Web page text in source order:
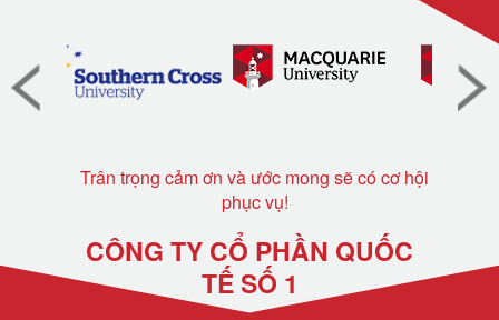
Trân trọng cảm ơn và ước mong sẽ có cơ hội
phục vụ!
CÔNG TY CỔ PHẦN QUỐC
TẾ SỐ 1